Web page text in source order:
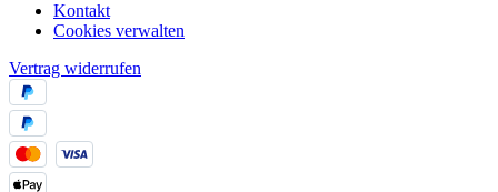
Kontakt
Cookies verwalten
Vertrag widerrufen